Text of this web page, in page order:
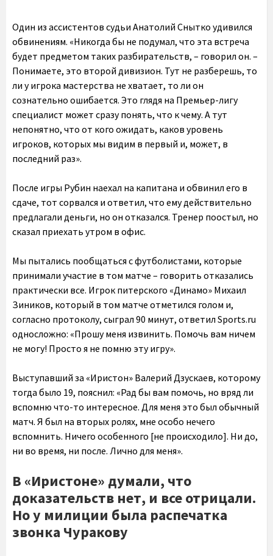
Один из ассистентов судьи Анатолий Снытко удивился
обвинениям. «Никогда бы не подумал, что эта встреча
будет предметом таких разбирательств, – говорил он. –
Понимаете, это второй дивизион. Тут не разберешь, то
ли у игрока мастерства не хватает, то ли он
сознательно ошибается. Это глядя на Премьер-лигу
специалист может сразу понять, что к чему. А тут
непонятно, что от кого ожидать, каков уровень
игроков, которых мы видим в первый и, может, в
последний раз».
После игры Рубин наехал на капитана и обвинил его в
сдаче, тот сорвался и ответил, что ему действительно
предлагали деньги, но он отказался. Тренер поостыл, но
сказал приехать утром в офис.
Мы пытались пообщаться с футболистами, которые
принимали участие в том матче – говорить отказались
практически все. Игрок питерского «Динамо» Михаил
Зиников, который в том матче отметился голом и,
согласно протоколу, сыграл 90 минут, ответил Sports.ru
односложно: «Прошу меня извинить. Помочь вам ничем
не могу! Просто я не помню эту игру».
Выступавший за «Иристон» Валерий Дзускаев, которому
тогда было 19, пояснил: «Рад бы вам помочь, но вряд ли
вспомню что-то интересное. Для меня это был обычный
матч. Я был на вторых ролях, мне особо нечего
вспомнить. Ничего особенного [не происходило]. Ни до,
ни во время, ни после. Лично для меня».
В «Иристоне» думали, что
доказательств нет, и все отрицали.
Но у милиции была распечатка
звонка Чуракову